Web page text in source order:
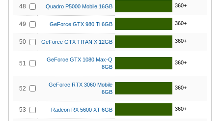
48 Quadro P5000 Mobile 16GB 360+
49 GeForce GTX 980 Ti 6GB 360+
50 GeForce GTX TITAN X 12GB 360+
51
GeForce GTX 1080 Max-Q
8GB
360+
52
GeForce RTX 3060 Mobile
6GB
360+
53 Radeon RX 5600 XT 6GB 360+